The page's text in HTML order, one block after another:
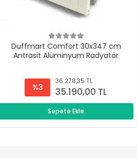
Duffmart Comfort 30x347 cm
Antrasit Alüminyum Radyatör
%3
36.278,35 TL
35.190,00 TL
Sepete Ekle